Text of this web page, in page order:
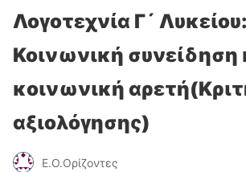
Λογοτεχνία Γ´ Λυκείου:
Κοινωνική συνείδηση
κοινωνική
αξιολόγησης)
Ε.Ο.Ορίζοντες